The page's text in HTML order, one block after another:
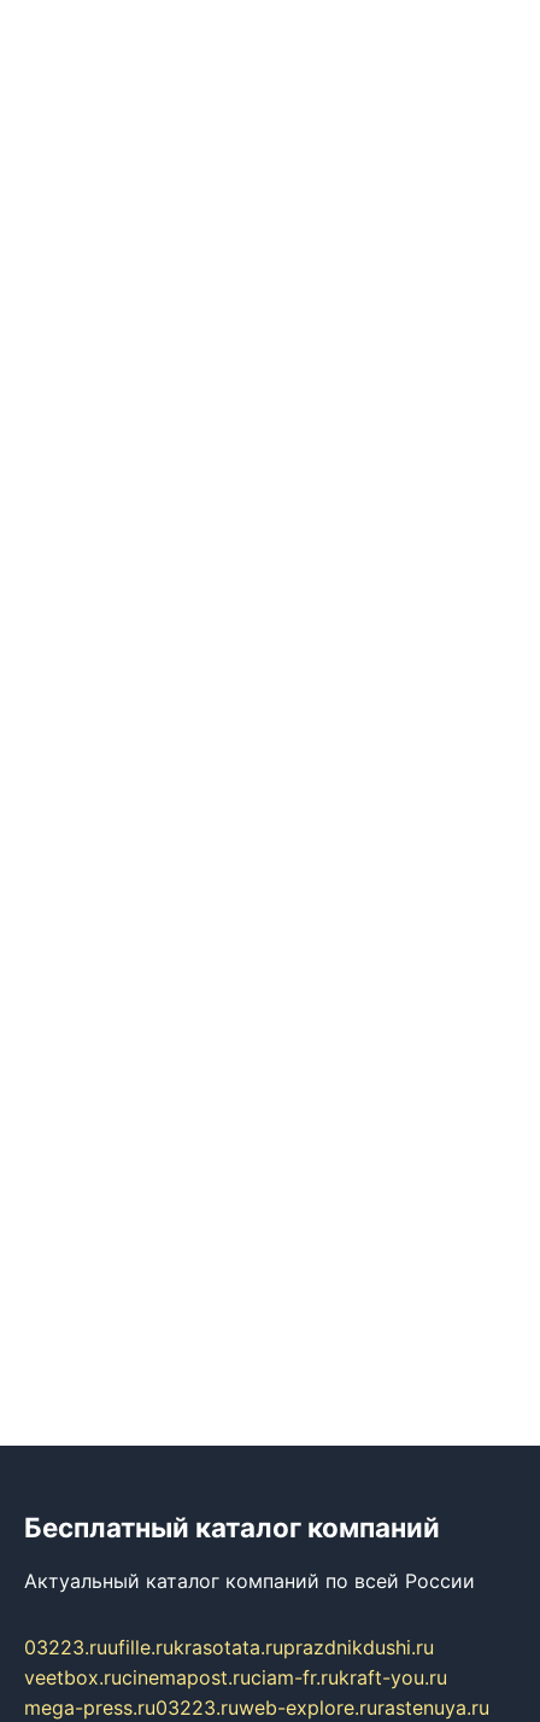
Бесплатный каталог компаний
Актуальный каталог компаний по всей России
03223.ruufille.rukrasotata.ruprazdnikdushi.ru
veetbox.rucinemapost.ruciam-fr.rukraft-you.ru
mega-press.ru03223.ruweb-explore.rurastenuya.ru